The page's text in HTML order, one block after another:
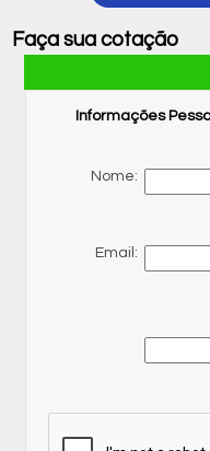
Faça sua cotação
Informações
Nome:
Email: